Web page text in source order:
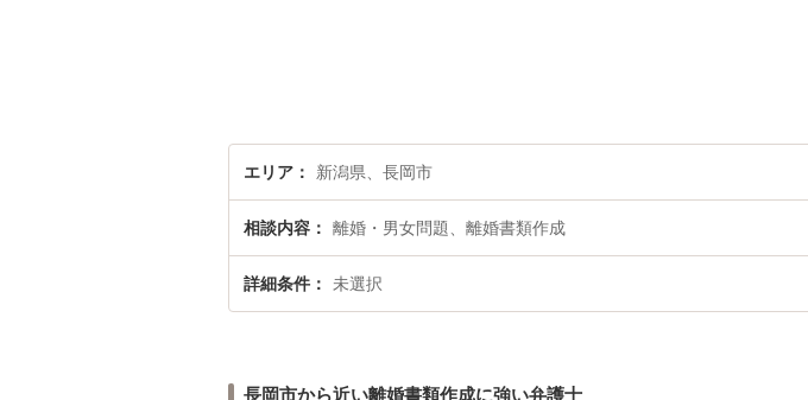
エリア 新潟県、長岡市
相談内容 離婚・男女問題、離婚書類作成
詳細条件 未選択
長岡市から近い離婚書類作成に強い弁護士